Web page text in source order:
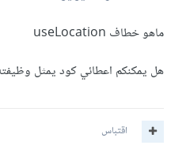
ماهو خطاف useLocation
هل يمكنكم اعطائي كود يمثل وظيفته
اقتباس